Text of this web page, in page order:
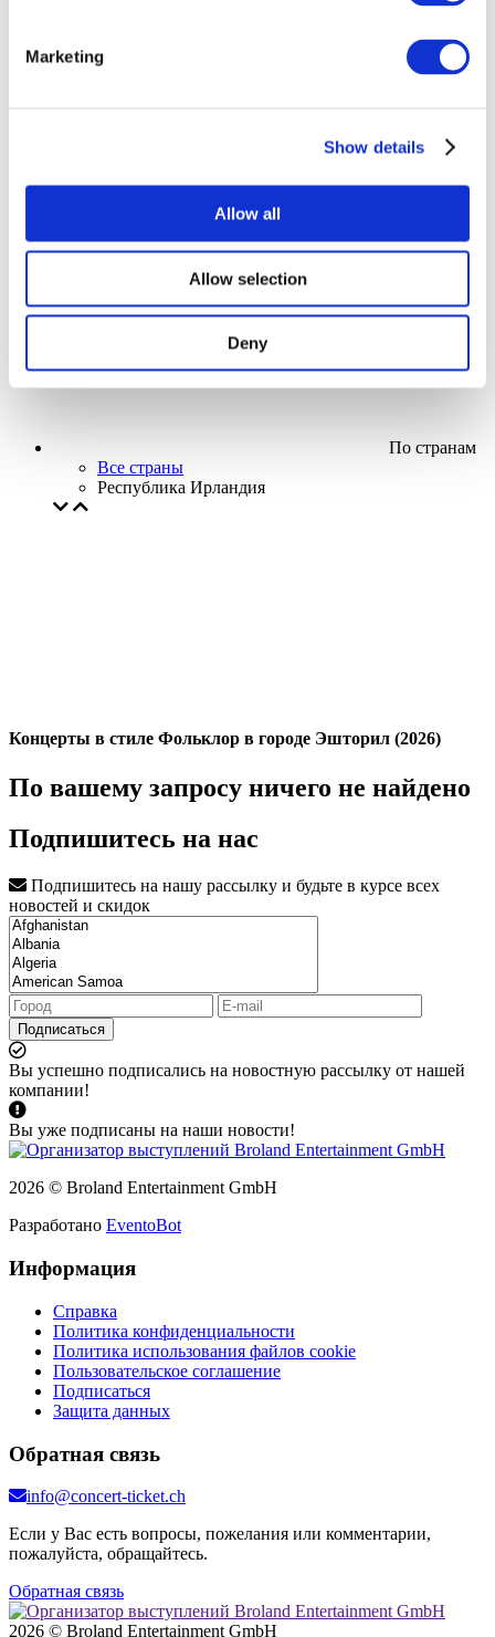
Marketing
Show details
Allow all
Allow selection
Deny
Творческий вечер
Наше спецпредложение
Применить
По странам
Все страны
Республика Ирландия
Концерты в стиле Фольклор в городе Эшторил (2026)
По вашему запросу ничего не найдено
Подпишитесь на нас
Подпишитесь на нашу рассылку и будьте в курсе всех
новостей и скидок
Подписаться
Вы успешно подписались на новостную рассылку от нашей
компании!
Вы уже подписаны на наши новости!
2026 © Broland Entertainment GmbH
Разработано EventoBot
Информация
Справка
Политика конфиденциальности
Политика использования файлов cookie
Пользовательское соглашение
Подписаться
Защита данных
Обратная связь
info@concert-ticket.ch
Если у Вас есть вопросы, пожелания или комментарии,
пожалуйста, обращайтесь.
Обратная связь
2026 © Broland Entertainment GmbH